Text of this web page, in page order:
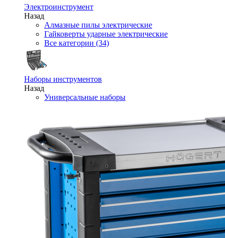
Электроинструмент
Назад
Алмазные пилы электрические
Гайковерты ударные электрические
Все категории (34)
Наборы инструментов
Назад
Универсальные наборы